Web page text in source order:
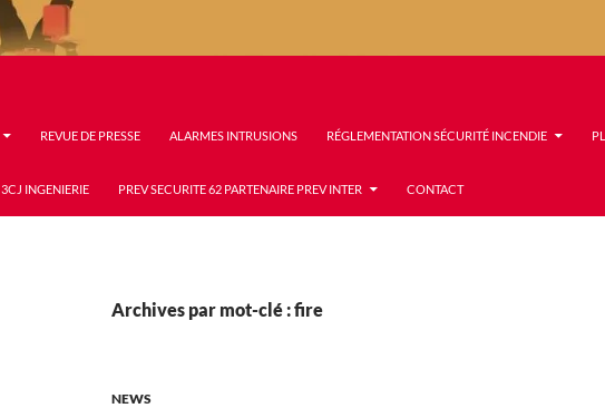
REVUE DE PRESSE ALARMES INTRUSIONS RÉGLEMENTATION SÉCURITÉ INCENDIE
3CJ INGENIERIE PREV SECURITE 62 PARTENAIRE PREV INTER CONTACT
Archives par mot-clé : fire
NEWS